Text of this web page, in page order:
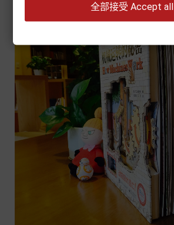
全部接受 Accept all